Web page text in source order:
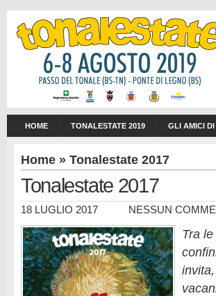
HOME TONALESTATE 2019 GLI AMICI
Home » Tonalestate 2017
Tonalestate 2017
18 LUGLIO 2017 NESSUN
Tra